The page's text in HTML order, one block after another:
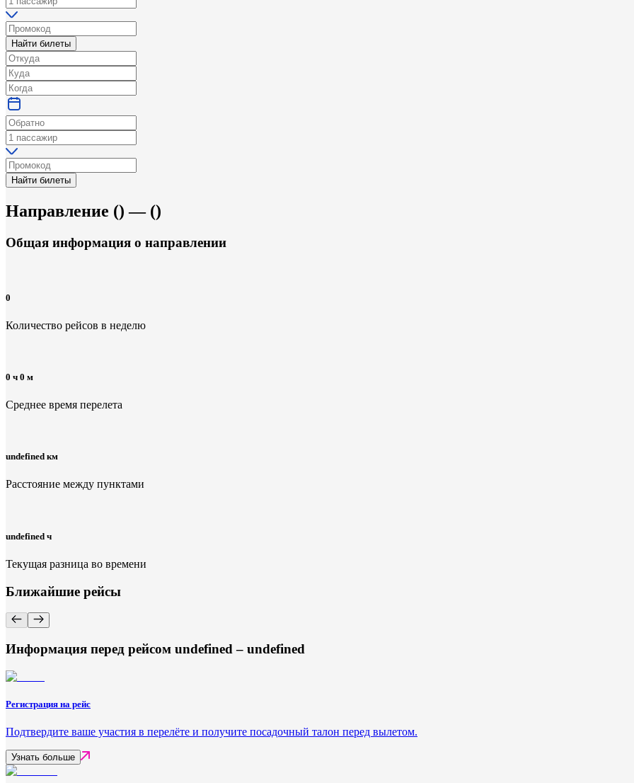
Найти билеты
Найти билеты
Направление () — ()
Общая информация о направлении
0
Количество рейсов в неделю
0 ч 0 м
Среднее время перелета
undefined км
Расстояние между пунктами
undefined ч
Текущая разница во времени
Ближайшие рейсы
Информация перед рейсом undefined – undefined
Регистрация на рейс
Подтвердите ваше участия в перелёте и получите посадочный талон перед вылетом.
Узнать больше